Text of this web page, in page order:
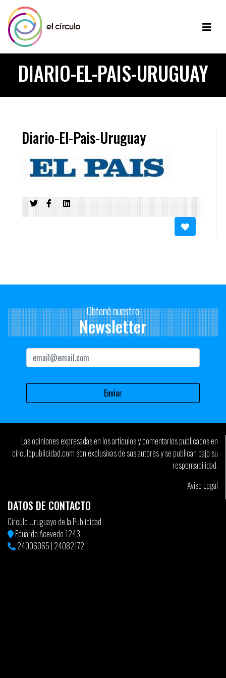
DIARIO-EL-PAIS-URUGUAY
Diario-El-Pais-Uruguay
Obtené nuestro
Newsletter
Las opiniones expresadas en los artículos y comentarios publicados en
circulopublicidad.com son exclusivas de sus autores y se publican bajo su
responsabilidad.
Aviso Legal
DATOS DE CONTACTO
Círculo Uruguayo de la Publicidad
Eduardo Acevedo 1243
24006065 | 24082172